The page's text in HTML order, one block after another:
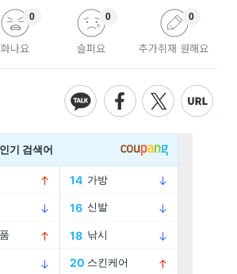
화나요
0
슬퍼요
0
추가취재 원해요
0